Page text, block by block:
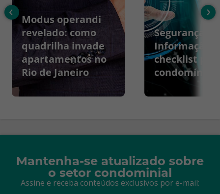
Modus operandi
revelado: como
quadrilha invade
apartamentos no
Rio de Janeiro
Segurança da
Informação:
checklist
condomínios
‹ ›
Mantenha-se atualizado sobre
o setor condominial
Assine e receba conteúdos exclusivos por e-mail: